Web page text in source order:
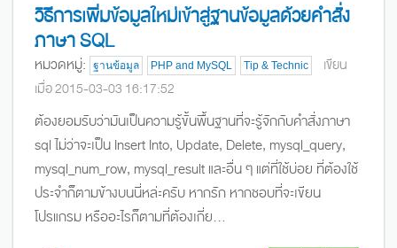
วิธีการเพิ่มข้อมูลใหม่เข้าสู่ฐานข้อมูลด้วยคำสั่ง
ภาษา SQL
หมวดหมู่: ฐานข้อมูล PHP and MySQL Tip & Technic
เขียน
เมื่อ 2015-03-03 16:17:52
ต้องยอมรับว่ามันเป็นความรู้ขั้นพื้นฐานที่จะรู้จักกับคำสั่งภาษา
sql ไม่ว่าจะเป็น Insert Into, Update, Delete, mysql_query,
mysql_num_row, mysql_result และอื่น ๆ แต่ที่ใช้บ่อย ที่ต้องใช้
ประจำก็ตามข้างบนนี่หล่ะครับ หากรัก หากชอบที่จะเขียน
โปรแกรม หรืออะไรก็ตามที่ต้องเกี่ย...